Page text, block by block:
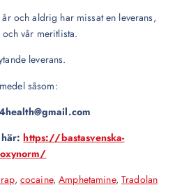
och aldrig har missat en leverans,
vår meritlista.
leverans.
såsom:
här:https://bastasvenska-
, cocaine,Amphetamine, Tradolan